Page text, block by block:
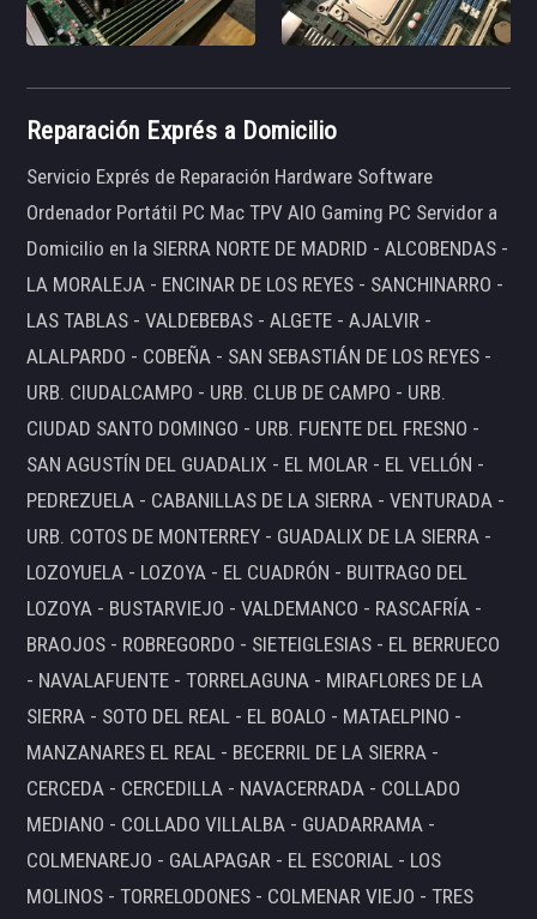
Reparación Exprés a Domicilio
Servicio Exprés de Reparación Hardware Software
Ordenador Portátil PC Mac TPV AIO Gaming PC Servidor a
Domicilio en la SIERRA NORTE DE MADRID - ALCOBENDAS -
LA MORALEJA - ENCINAR DE LOS REYES - SANCHINARRO -
LAS TABLAS - VALDEBEBAS - ALGETE - AJALVIR -
ALALPARDO - COBEÑA - SAN SEBASTIÁN DE LOS REYES -
URB. CIUDALCAMPO - URB. CLUB DE CAMPO - URB.
CIUDAD SANTO DOMINGO - URB. FUENTE DEL FRESNO -
SAN AGUSTÍN DEL GUADALIX - EL MOLAR - EL VELLÓN -
PEDREZUELA - CABANILLAS DE LA SIERRA - VENTURADA -
URB. COTOS DE MONTERREY - GUADALIX DE LA SIERRA -
LOZOYUELA - LOZOYA - EL CUADRÓN - BUITRAGO DEL
LOZOYA - BUSTARVIEJO - VALDEMANCO - RASCAFRÍA -
BRAOJOS - ROBREGORDO - SIETEIGLESIAS - EL BERRUECO
- NAVALAFUENTE - TORRELAGUNA - MIRAFLORES DE LA
SIERRA - SOTO DEL REAL - EL BOALO - MATAELPINO -
MANZANARES EL REAL - BECERRIL DE LA SIERRA -
CERCEDA - CERCEDILLA - NAVACERRADA - COLLADO
MEDIANO - COLLADO VILLALBA - GUADARRAMA -
COLMENAREJO - GALAPAGAR - EL ESCORIAL - LOS
MOLINOS - TORRELODONES - COLMENAR VIEJO - TRES